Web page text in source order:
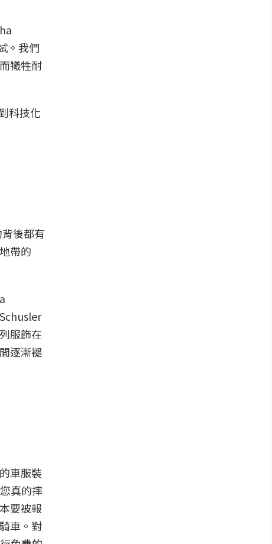
。我們
犧牲耐
科技化
後都有
帶的
服飾在
逐漸褪
車服裝
真的摔
要被報
車。對